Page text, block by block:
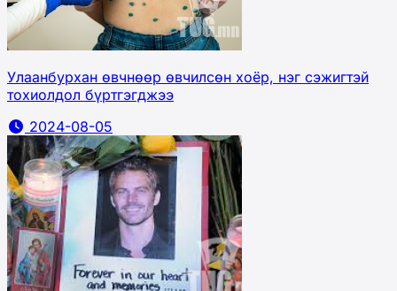
Улаанбурхан өвчнөөр өвчилсөн хоёр, нэг сэжигтэй
тохиолдол бүртгэгджээ
2024-08-05